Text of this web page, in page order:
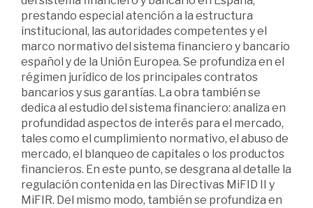
prestando especial atención a la estructura
institucional, las autoridades competentes y el
marco normativo del sistema financiero y bancario
español y de la Unión Europea. Se profundiza en el
régimen jurídico de los principales contratos
bancarios y sus garantías. La obra también se
dedica al estudio del sistema financiero: analiza en
profundidad aspectos de interés para el mercado,
tales como el cumplimiento normativo, el abuso de
mercado, el blanqueo de capitales o los productos
financieros. En este punto, se desgrana al detalle la
regulación contenida en las Directivas MiFID II y
MiFIR. Del mismo modo, también se profundiza en